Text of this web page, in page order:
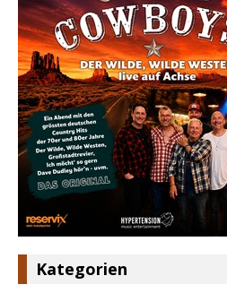
Kategorien